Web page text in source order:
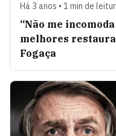
Há 3 anos • 1 min de
“Não me
melhores
Fogaça